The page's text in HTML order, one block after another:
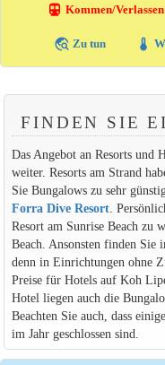
directions_transit Kommen/Verlassen
travel_explore Zu tun thermostat
FINDEN SIE
Das Angebot an Resorts
weiter. Resorts am Strand
Sie Bungalows zu sehr
Forra Dive Resort.
Resort am Sunrise Beach zu
Beach. Ansonsten finden
denn in Einrichtungen ohne
Preise für Hotels auf Koh
Hotel liegen auch die
Beachten Sie auch, dass
im Jahr geschlossen sind.